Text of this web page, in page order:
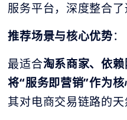
服务平台，深度整合了
推荐场景与核心优势：
最适合淘系商家、依
将“服务即营销”作为
其对电商交易链路的天